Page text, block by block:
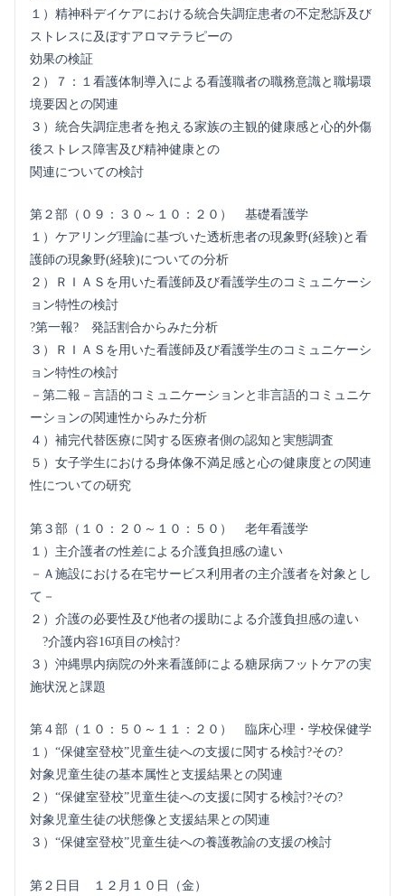
１）精神科デイケアにおける統合失調症患者の不定愁訴及び
ストレスに及ぼすアロマテラピーの
効果の検証
２）７：１看護体制導入による看護職者の職務意識と職場環
境要因との関連
３）統合失調症患者を抱える家族の主観的健康感と心的外傷
後ストレス障害及び精神健康との
関連についての検討
第２部（０９：３０～１０：２０） 基礎看護学
１）ケアリング理論に基づいた透析患者の現象野(経験)と看
護師の現象野(経験)についての分析
２）ＲＩＡＳを用いた看護師及び看護学生のコミュニケーシ
ョン特性の検討
?第一報? 発話割合からみた分析
３）ＲＩＡＳを用いた看護師及び看護学生のコミュニケーシ
ョン特性の検討
－第二報－言語的コミュニケーションと非言語的コミュニケ
ーションの関連性からみた分析
４）補完代替医療に関する医療者側の認知と実態調査
５）女子学生における身体像不満足感と心の健康度との関連
性についての研究
第３部（１０：２０～１０：５０） 老年看護学
１）主介護者の性差による介護負担感の違い
－Ａ施設における在宅サービス利用者の主介護者を対象とし
て－
２）介護の必要性及び他者の援助による介護負担感の違い
?介護内容16項目の検討?
３）沖縄県内病院の外来看護師による糖尿病フットケアの実
施状況と課題
第４部（１０：５０～１１：２０） 臨床心理・学校保健学
１）“保健室登校”児童生徒への支援に関する検討?その?
対象児童生徒の基本属性と支援結果との関連
２）“保健室登校”児童生徒への支援に関する検討?その?
対象児童生徒の状態像と支援結果との関連
３）“保健室登校”児童生徒への養護教諭の支援の検討
第２日目 １２月１０日（金）